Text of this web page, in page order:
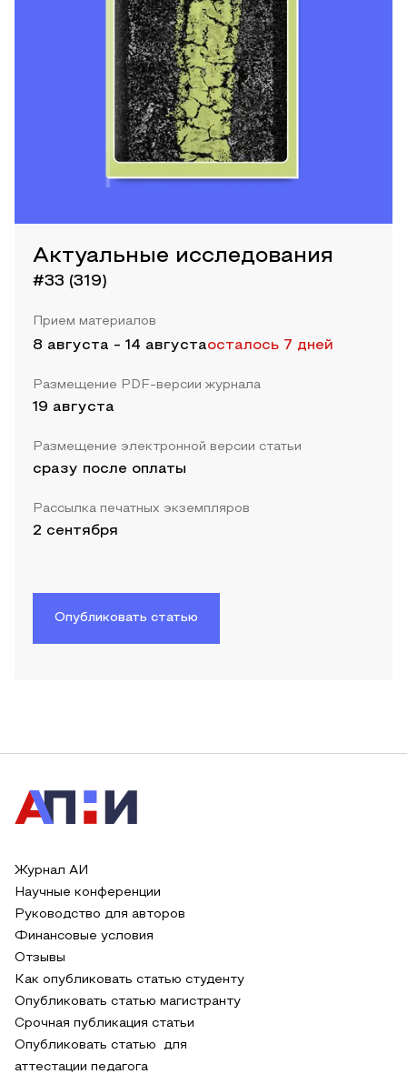
Актуальные исследования
#33 (319)
Прием материалов
8 августа - 14 августаосталось 7 дней
Размещение PDF-версии журнала
19 августа
Размещение электронной версии статьи
сразу после оплаты
Рассылка печатных экземпляров
2 сентября
Опубликовать статью
Журнал АИ
Научные конференции
Руководство для авторов
Финансовые условия
Отзывы
Как опубликовать статью студенту
Опубликовать статью магистранту
Срочная публикация статьи
Опубликовать статью для
аттестации педагога